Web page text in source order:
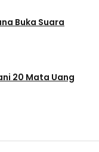
Buka Suara
20 Mata Uang